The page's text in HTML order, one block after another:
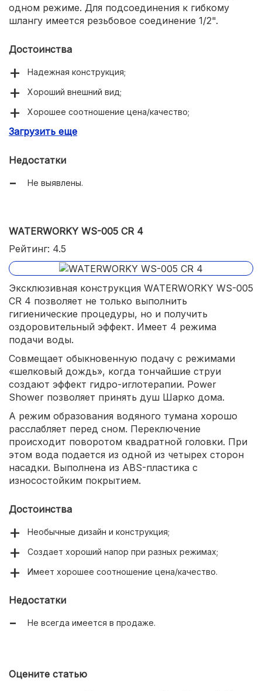
одном режиме. Для подсоединения к гибкому
шлангу имеется резьбовое соединение 1/2".
Достоинства
Надежная конструкция;
Хороший внешний вид;
Хорошее соотношение цена/качество;
Имеет высокий рейтинг.
Загрузить еще
Недостатки
Не выявлены.
WATERWORKY WS-005 CR 4
Рейтинг: 4.5
Эксклюзивная конструкция WATERWORKY WS-005
CR 4 позволяет не только выполнить
гигиенические процедуры, но и получить
оздоровительный эффект. Имеет 4 режима
подачи воды.
Совмещает обыкновенную подачу с режимами
«шелковый дождь», когда тончайшие струи
создают эффект гидро-иглотерапии. Power
Shower позволяет принять душ Шарко дома.
А режим образования водяного тумана хорошо
расслабляет перед сном. Переключение
происходит поворотом квадратной головки. При
этом вода подается из одной из четырех сторон
насадки. Выполнена из ABS-пластика с
износостойким покрытием.
Достоинства
Необычные дизайн и конструкция;
Создает хороший напор при разных режимах;
Имеет хорошее соотношение цена/качество.
Недостатки
Не всегда имеется в продаже.
Оцените статью